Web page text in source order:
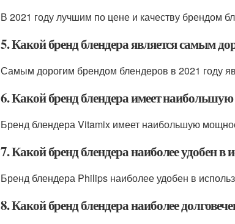
В 2021 году лучшим по цене и качеству брендом
5. Какой бренд блендера является самым
Самым дорогим брендом блендеров в 2021 году
6. Какой бренд блендера имеет
Бренд блендера Vitamix имеет наибольшую
7. Какой бренд блендера наиболее удобен в
Бренд блендера Philips наиболее удобен в
8. Какой бренд блендера наиболее